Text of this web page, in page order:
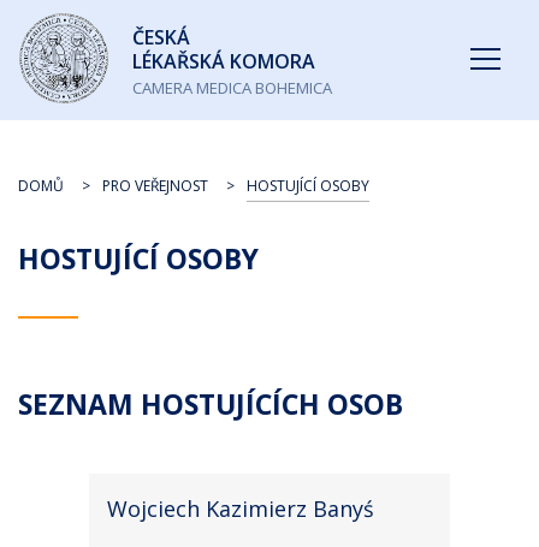
Česká
lékařská
komora
ČESKÁ
LÉKAŘSKÁ KOMORA
CAMERA MEDICA BOHEMICA
HOSTUJÍCÍ OSOBY
DOMŮ PRO VEŘEJNOST HOSTUJÍCÍ OSOBY
SEZNAM HOSTUJÍCÍCH OSOB
Wojciech Kazimierz Banyś